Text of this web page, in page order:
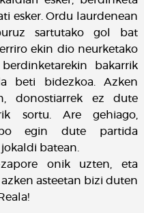
esker. Ordu laurdenean
sartutako gol bat
ekin dio neurketako
bakarrik
beti bidezkoa. Azken
donostiarrek ez dute
sortu. Are gehiago,
egin dute partida
batean.
onik uzten, eta
asteetan bizi duten